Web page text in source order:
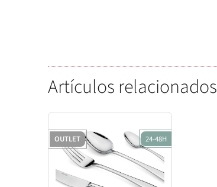
Artículos relacionados
OUTLET 24-48H